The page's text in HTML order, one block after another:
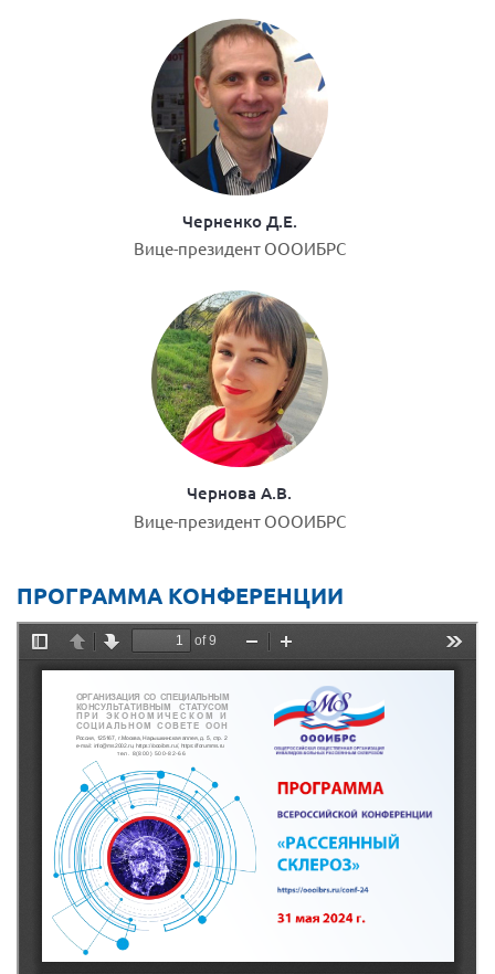
Черненко Д.Е.
Вице-президент ОООИБРС
Чернова А.В.
Вице-президент ОООИБРС
ПРОГРАММА КОНФЕРЕНЦИИ